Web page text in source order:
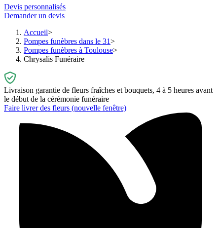
Devis personnalisés
Demander un devis
Accueil
Pompes funèbres dans le 31
Pompes funèbres à Toulouse
Chrysalis Funéraire
Livraison garantie de fleurs fraîches et bouquets, 4 à 5 heures avant
le début de la cérémonie funéraire
Faire livrer des fleurs (nouvelle fenêtre)